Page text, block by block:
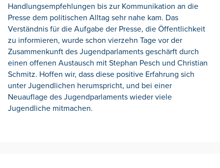
Handlungsempfehlungen bis zur Kommunikation an die
Presse dem politischen Alltag sehr nahe kam. Das
Verständnis für die Aufgabe der Presse, die Öffentlichkeit
zu informieren, wurde schon vierzehn Tage vor der
Zusammenkunft des Jugendparlaments geschärft durch
einen offenen Austausch mit Stephan Pesch und Christian
Schmitz. Hoffen wir, dass diese positive Erfahrung sich
unter Jugendlichen herumspricht, und bei einer
Neuauflage des Jugendparlaments wieder viele
Jugendliche mitmachen.